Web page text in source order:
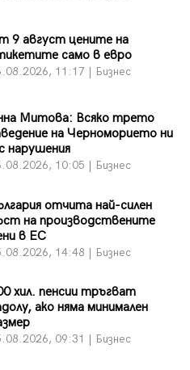
9 август цените на
само в евро
11:17 | Бизнес
Митова: Всяко трето
на Черноморието ни
нарушения
10:05 | Бизнес
отчита най-силен
на производствените
в ЕС
14:48 | Бизнес
хил. пенсии тръгват
ако няма минимален
09:31 | Бизнес